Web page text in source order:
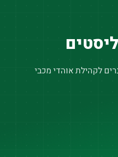
לקהילת אוהדי מכבי